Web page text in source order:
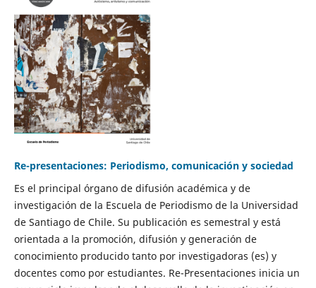
Re-presentaciones: Periodismo, comunicación y sociedad
Es el principal órgano de difusión académica y de
investigación de la Escuela de Periodismo de la Universidad
de Santiago de Chile. Su publicación es semestral y está
orientada a la promoción, difusión y generación de
conocimiento producido tanto por investigadoras (es) y
docentes como por estudiantes. Re-Presentaciones inicia un